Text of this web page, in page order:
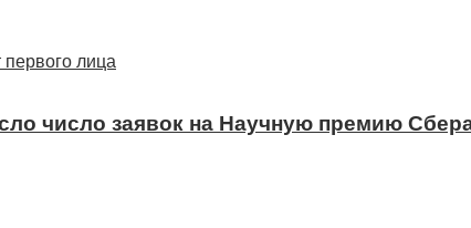
первого лица
число заявок на Научную премию